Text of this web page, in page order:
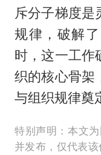
斥分子梯度是
规律，破解
时，这一工作
织的核心骨架
与组织规律奠
特别声明：本文
并发布，仅代表